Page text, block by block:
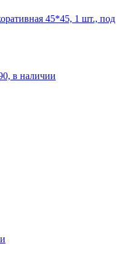
45*45, 1 шт., под
в наличии